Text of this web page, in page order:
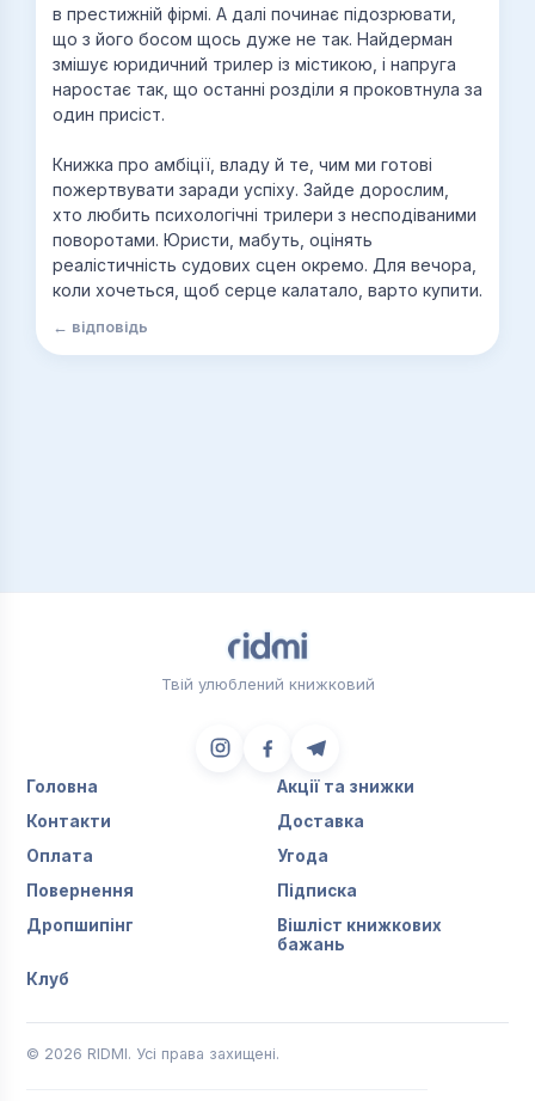
в престижній фірмі. А далі починає підозрювати,
що з його босом щось дуже не так. Найдерман
змішує юридичний трилер із містикою, і напруга
наростає так, що останні розділи я проковтнула за
один присіст.
Книжка про амбіції, владу й те, чим ми готові
пожертвувати заради успіху. Зайде дорослим,
хто любить психологічні трилери з несподіваними
поворотами. Юристи, мабуть, оцінять
реалістичність судових сцен окремо. Для вечора,
коли хочеться, щоб серце калатало, варто купити.
← відповідь
Твій улюблений книжковий
Головна
Акції та знижки
Контакти
Доставка
Оплата
Угода
Повернення
Підписка
Дропшипінг
Вішліст книжкових
бажань
Клуб
© 2026 RIDMI. Усі права захищені.